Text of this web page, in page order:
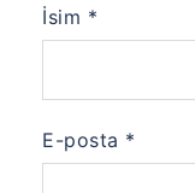
İsim *
E-posta *